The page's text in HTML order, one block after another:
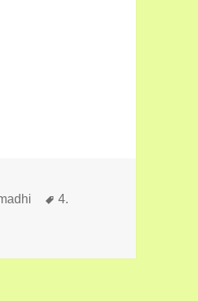
Schlagwörter
4.